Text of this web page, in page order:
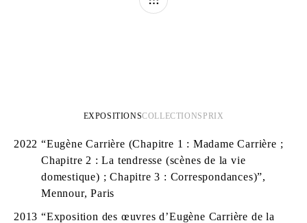
EXPOSITIONSCOLLECTIONS PRIX
2022 “Eugène Carrière (Chapitre 1 : Madame Carrière ;
Chapitre 2 : La tendresse (scènes de la vie
domestique) ; Chapitre 3 : Correspondances)”,
Mennour, Paris
2013 “Exposition des œuvres d’Eugène Carrière de la